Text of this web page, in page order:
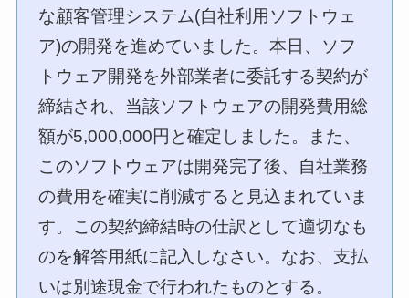
な顧客管理システム(自社利用ソフトウェ
ア)の開発を進めていました。本日、ソフ
トウェア開発を外部業者に委託する契約が
締結され、当該ソフトウェアの開発費用総
額が5,000,000円と確定しました。また、
このソフトウェアは開発完了後、自社業務
の費用を確実に削減すると見込まれていま
す。この契約締結時の仕訳として適切なも
のを解答用紙に記入しなさい。なお、支払
いは別途現金で行われたものとする。